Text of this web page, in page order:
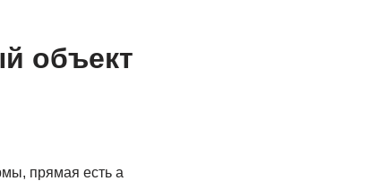
объект
прямая есть а